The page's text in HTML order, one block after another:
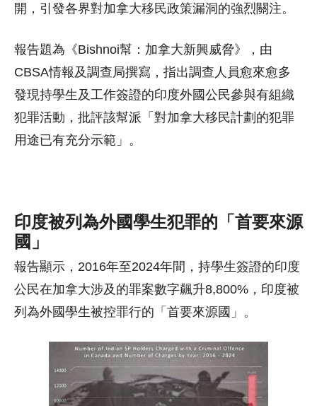
開，引發各界對加拿大移民政策漏洞的強烈關注。
報告題為《Bishnoi幫：加拿大新興威脅》，由
CBSA情報及調查局撰寫，指出調查人員愈來愈多
發現持學生及工作簽證的印度外國公民參與有組織
犯罪活動，批評該幫派「對加拿大移民計劃的犯罪
用途已有充分示範」。
印度被列為外國學生犯罪的「首要來源
國」
報告顯示，2016年至2024年間，持學生簽證的印度
公民在加拿大涉及的罪案數字飆升8,800%，印度被
列為外國學生被控罪行的「首要來源國」。